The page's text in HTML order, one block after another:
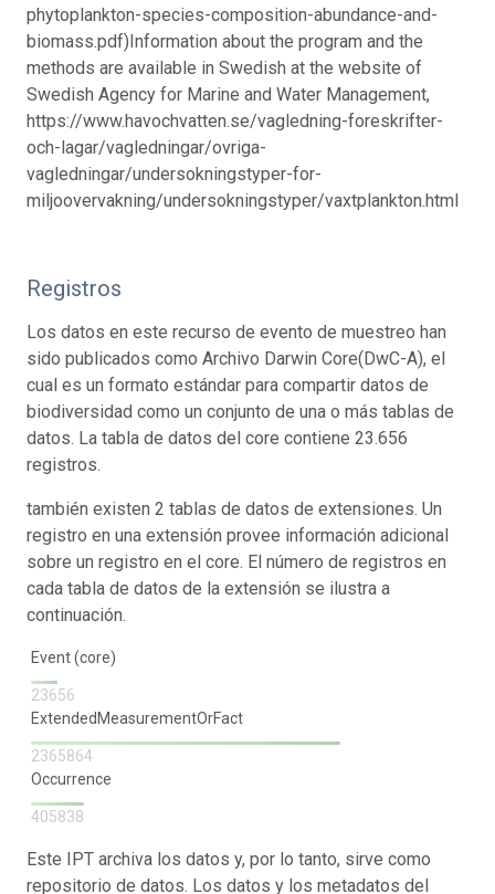
phytoplankton-species-composition-abundance-and-
biomass.pdf)Information about the program and the
methods are available in Swedish at the website of
Swedish Agency for Marine and Water Management,
https://www.havochvatten.se/vagledning-foreskrifter-
och-lagar/vagledningar/ovriga-
vagledningar/undersokningstyper-for-
miljoovervakning/undersokningstyper/vaxtplankton.html
Registros
Los datos en este recurso de evento de muestreo han
sido publicados como Archivo Darwin Core(DwC-A), el
cual es un formato estándar para compartir datos de
biodiversidad como un conjunto de una o más tablas de
datos. La tabla de datos del core contiene 23.656
registros.
también existen 2 tablas de datos de extensiones. Un
registro en una extensión provee información adicional
sobre un registro en el core. El número de registros en
cada tabla de datos de la extensión se ilustra a
continuación.
Event (core)
23656
ExtendedMeasurementOrFact
2365864
Occurrence
405838
Este IPT archiva los datos y, por lo tanto, sirve como
repositorio de datos. Los datos y los metadatos del